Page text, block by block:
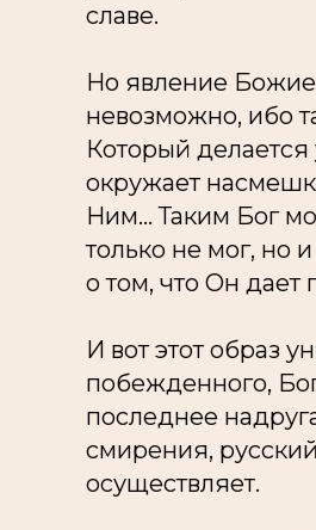
славе.
Но явление Божие
невозможно, ибо
Который
окружает
Ним... Таким Бог
только не мог, но
о том, что Он
И вот этот образ
побежденного,
последнее
смирения,
осуществляет.